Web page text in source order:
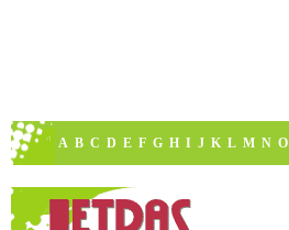
A B C D E F G H I J K L M N O